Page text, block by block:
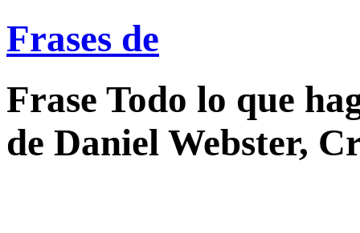
Frases de
Frase Todo lo que
de Daniel Webster,